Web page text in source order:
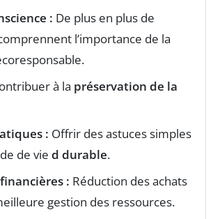
: De plus en plus de
l’importance de la
à la préservation de la
: Offrir des astuces simples
de vie d durable.
: Réduction des achats
gestion des ressources.